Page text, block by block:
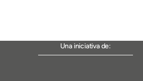
Una iniciativa de: